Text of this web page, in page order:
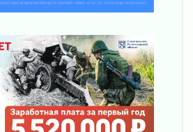
Ленобласти
в честь дня рождения
для детей и взрослых